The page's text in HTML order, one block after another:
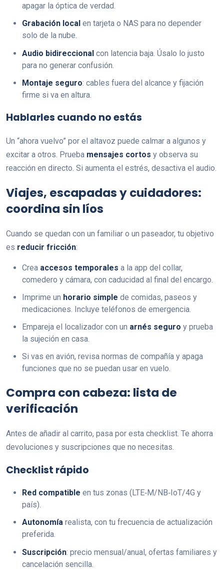
apagar la óptica de verdad.
Grabación local en tarjeta o NAS para no depender
solo de la nube.
Audio bidireccional con latencia baja. Úsalo lo justo
para no generar confusión.
Montaje seguro: cables fuera del alcance y fijación
firme si va en altura.
Hablarles cuando no estás
Un “ahora vuelvo” por el altavoz puede calmar a algunos y
excitar a otros. Prueba mensajes cortos y observa su
reacción en directo. Si aumenta el estrés, desactiva el audio.
Viajes, escapadas y cuidadores:
coordina sin líos
Cuando se quedan con un familiar o un paseador, tu objetivo
es reducir fricción:
Crea accesos temporales a la app del collar,
comedero y cámara, con caducidad al final del encargo.
Imprime un horario simple de comidas, paseos y
medicaciones. Incluye teléfonos de emergencia.
Empareja el localizador con un arnés seguro y prueba
la sujeción en casa.
Si vas en avión, revisa normas de compañía y apaga
funciones que no se puedan usar en vuelo.
Compra con cabeza: lista de
verificación
Antes de añadir al carrito, pasa por esta checklist. Te ahorra
devoluciones y suscripciones que no necesitas.
Checklist rápido
Red compatible en tus zonas (LTE‑M/NB‑IoT/4G y
país).
Autonomía realista, con tu frecuencia de actualización
preferida.
Suscripción: precio mensual/anual, ofertas familiares y
cancelación sencilla.